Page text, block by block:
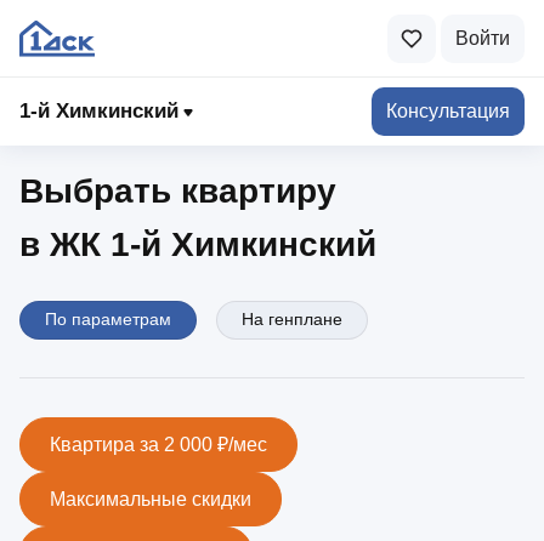
Войти
1-й Химкинский Консультация
1‑й Химкинский
Выбрать квартиру
в ЖК 1‑й Химкинский
По параметрам На генплане
Квартира за 2 000 ₽/мес
Максимальные скидки